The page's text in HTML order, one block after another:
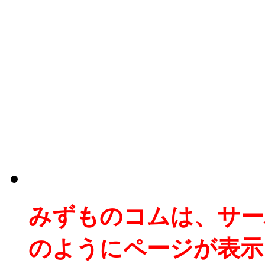
みずものコムは、サ
のようにページが表